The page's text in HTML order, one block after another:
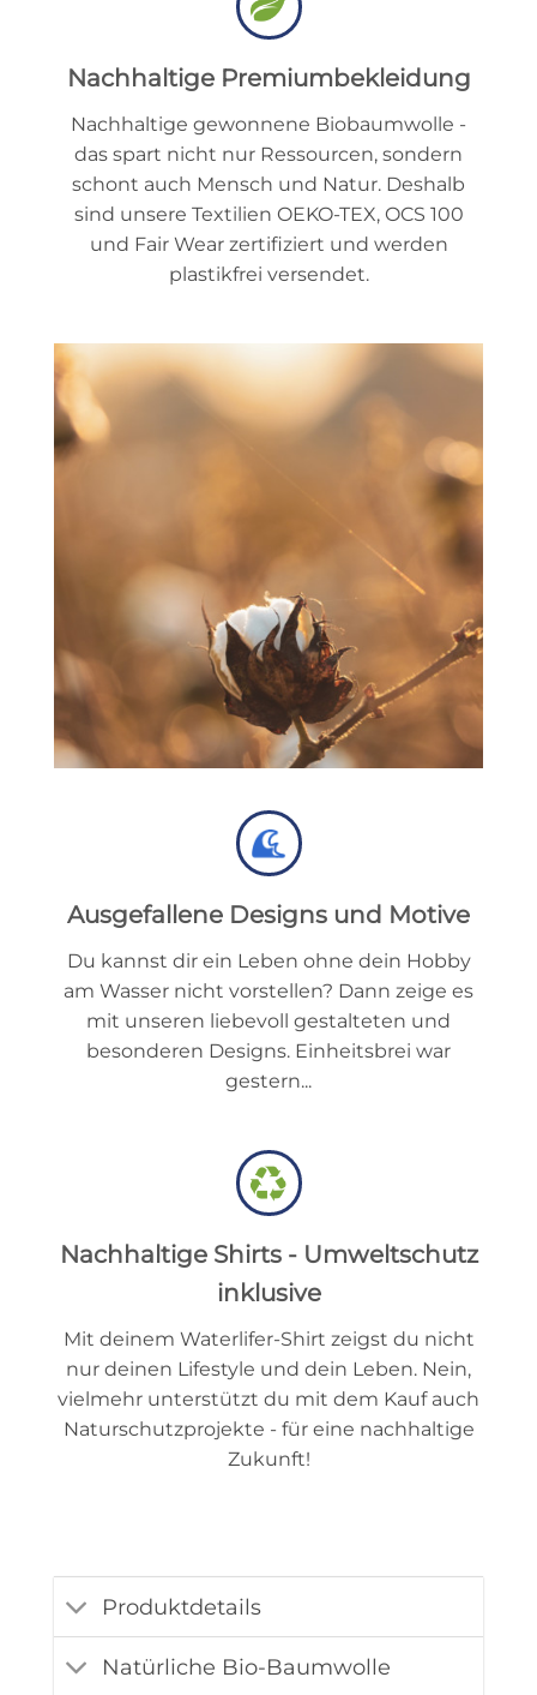
Nachhaltige Premiumbekleidung
Nachhaltige gewonnene Biobaumwolle -
das spart nicht nur Ressourcen, sondern
schont auch Mensch und Natur. Deshalb
sind unsere Textilien OEKO-TEX, OCS 100
und Fair Wear zertifiziert und werden
plastikfrei versendet.
Ausgefallene Designs und Motive
Du kannst dir ein Leben ohne dein Hobby
am Wasser nicht vorstellen? Dann zeige es
mit unseren liebevoll gestalteten und
besonderen Designs. Einheitsbrei war
gestern...
Nachhaltige Shirts - Umweltschutz
inklusive
Mit deinem Waterlifer-Shirt zeigst du nicht
nur deinen Lifestyle und dein Leben. Nein,
vielmehr unterstützt du mit dem Kauf auch
Naturschutzprojekte - für eine nachhaltige
Zukunft!
Produktdetails
Natürliche Bio-Baumwolle